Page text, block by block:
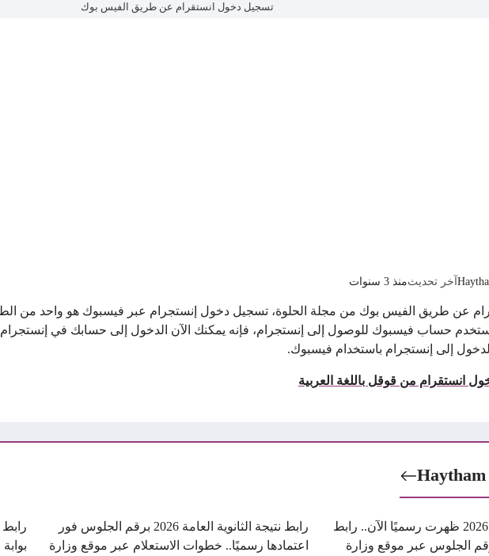
تسجيل دخول انستقرام عن طريق الفيس بوك
آخر تحديثمنذ 3 سنوات
عن طريق الفيس بوك من مجلة الحلوة، تسجيل دخول إنستجرام عبر فيسبوك هو واحد من
حساب فيسبوك للوصول إلى إنستجرام، فإنه يمكنك الآن الدخول إلى حسابك في
إلى إنستجرام باستخدام فيسبوك.
انستقرام من قوقل باللغة العربية
نتيجة الثانوية العامة 2026 ظهرت رسميًا الآن.. رابط
الجلوس عبر موقع وزارة
رابط نتيجة الثانوية العامة 2026 برقم الجلوس فور
اعتمادها رسميًا.. خطوات الاستعلام عبر موقع وزارة